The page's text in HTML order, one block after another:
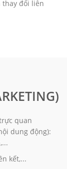
thay đổi liên
quan
dung động):
kết,...